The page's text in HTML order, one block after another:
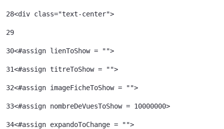
28<div class="text-center">
29
30<#assign lienToShow = "">
31<#assign titreToShow = "">
32
33
34<#assign expandoToChange = "">